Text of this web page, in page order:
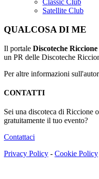
Classic Club
Satellite Club
QUALCOSA DI ME
Il portale Discoteche
un PR delle Discoteche
Per altre informazioni
CONTATTI
Sei una discoteca di Riccione
gratuitamente il tuo evento?
Contattaci
Privacy Policy - Cookie Policy